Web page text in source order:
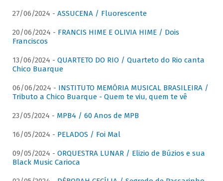
27/06/2024 - ASSUCENA / Fluorescente
20/06/2024 - FRANCIS HIME E OLIVIA HIME / Dois
Franciscos
13/06/2024 - QUARTETO DO RIO / Quarteto do Rio canta
Chico Buarque
06/06/2024 - INSTITUTO MEMÓRIA MUSICAL BRASILEIRA /
Tributo a Chico Buarque - Quem te viu, quem te vê
23/05/2024 - MPB4 / 60 Anos de MPB
16/05/2024 - PELADOS / Foi Mal
09/05/2024 - ORQUESTRA LUNAR / Elizio de Búzios e sua
Black Music Carioca